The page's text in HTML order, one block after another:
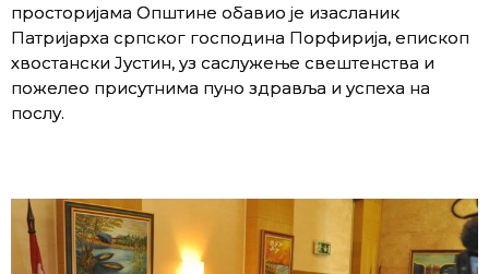
просторијама Општине обавио је изасланик
Патријарха српског господина Порфирија, епископ
хвостански Јустин, уз саслужење свештенства и
пожелео присутнима пуно здравља и успеха на
послу.